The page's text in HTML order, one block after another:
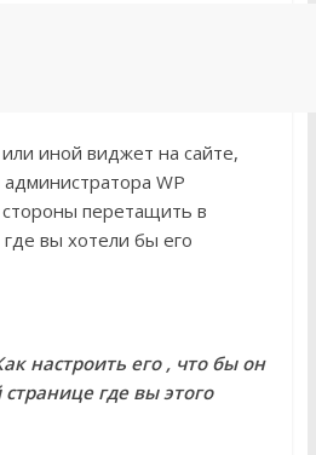
иной виджет на сайте,
WP
перетащить в
вы хотели бы его
настроить его , что бы он
где вы этого